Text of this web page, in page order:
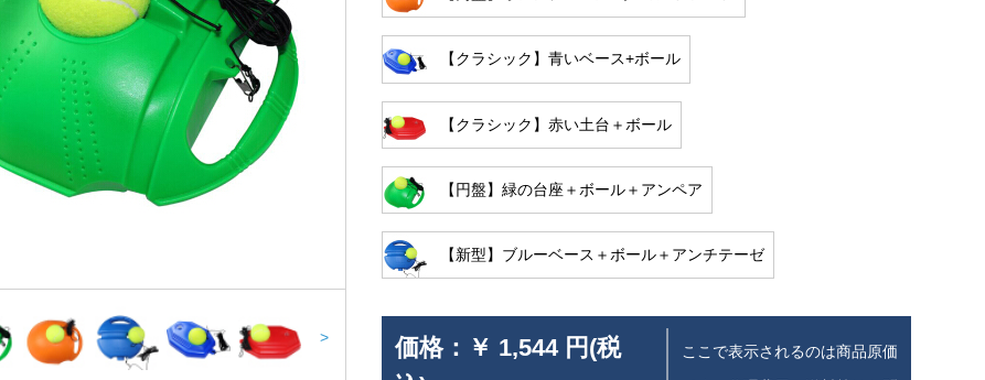
>
【クラシック】青いベース+ボール
【クラシック】赤い土台＋ボール
【円盤】緑の台座＋ボール＋アンペア
【新型】ブルーベース＋ボール＋アンチテーゼ
価格： ￥ 1,544 円(税
ここで表示されるのは商品原価